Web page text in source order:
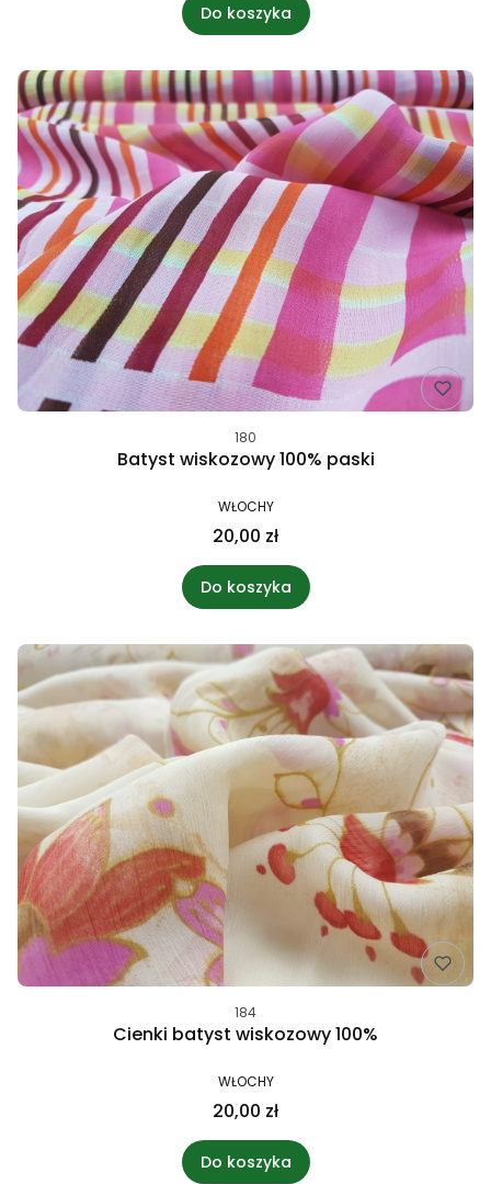
Do koszyka
180
Batyst wiskozowy 100% paski
WŁOCHY
20,00 zł
Do koszyka
184
Cienki batyst wiskozowy 100%
WŁOCHY
20,00 zł
Do koszyka